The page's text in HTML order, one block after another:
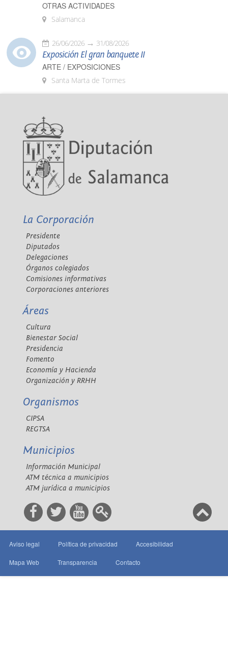
OTRAS ACTIVIDADES
Salamanca
26/06/2026 31/08/2026
Exposición El gran banquete II
ARTE / EXPOSICIONES
Santa Marta de Tormes
La Corporación
Presidente
Diputados
Delegaciones
Órganos colegiados
Comisiones informativas
Corporaciones anteriores
Áreas
Cultura
Bienestar Social
Presidencia
Fomento
Economía y Hacienda
Organización y RRHH
Organismos
CIPSA
REGTSA
Municipios
Información Municipal
ATM técnica a municipios
ATM jurídica a municipios
Aviso legal Política de privacidad Accesibilidad
Mapa Web Transparencia Contacto